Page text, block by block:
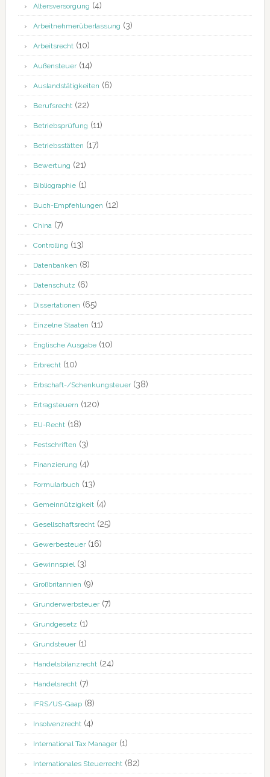
Altersversorgung (4)
Arbeitnehmerüberlassung (3)
Arbeitsrecht(10)
Außensteuer(14)
Auslandstätigkeiten (6)
Berufsrecht(22)
Betriebsprüfung (11)
Betriebsstätten (17)
Bewertung (21)
Bibliographie(1)
Buch-Empfehlungen (12)
China(7)
Controlling (13)
Datenbanken (8)
Datenschutz (6)
Dissertationen (65)
Einzelne Staaten (11)
Englische Ausgabe(10)
Erbrecht(10)
Erbschaft-/Schenkungsteuer(38)
Ertragsteuern (120)
EU-Recht(18)
Festschriften (3)
Finanzierung (4)
Formularbuch (13)
Gemeinnützigkeit(4)
Gesellschaftsrecht(25)
Gewerbesteuer(16)
Gewinnspiel(3)
Großbritannien (9)
Grunderwerbsteuer(7)
Grundgesetz (1)
Grundsteuer(1)
Handelsbilanzrecht(24)
Handelsrecht(7)
IFRS/US-Gaap(8)
Insolvenzrecht(4)
International Tax Manager(1)
Internationales Steuerrecht(82)